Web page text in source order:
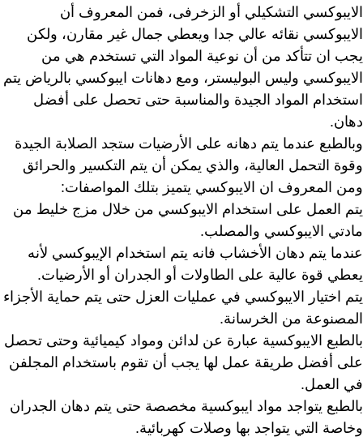
الايبوكسي التشكيلي أو الزخرفى، فمن المعروف أن
الايبوكسي نقائه عالي جدا ويعطي جمال غير مقارن، ولكن
يجب ان تتأكد من أن نوعية المواد التي تستخدم هي من
الايبوكسي وليس البوليستر، ومع دهانات ايبوكسي بالرياض يتم
استخدام المواد الجيدة والمناسبة حتى تحصل على أفضل
دهان.
وبالطبع عندما يتم دهانه على الأرضيات ستجد الصلابة الجيدة
وقوة التحمل العالية، والذي يمكن أن يتم التكسير والحرائق
ومن المعروف ان الايبوكسي يتميز بتلك المواصفات:
يتم العمل على استخدام الايبوكسي من خلال مزج خليط من
مادتي الايبوكسي والمصلب.
عندما يتم دهان الأخشاب فانه يتم استخدام الإيبوكسي لأنه
يعطي قوة عالية على الطاولات أو الجدران أو الأرضيات.
يتم اختيار الايبوكسي في عمليات العزل حتى يتم حماية الأجزاء
المصنوعة من الخرسانة.
بالطبع الايبوكسية عبارة عن لدائن ومواد كيميائية وحتى تحصل
على أفضل طريقة عمل لها يجب أن تقوم باستخدام المجلفن
في العمل.
بالطبع يتواجد مواد ايبوكسية مخصصة حتى يتم دهان الجدران
وخاصة التي يتواجد بها وصلات كهربائية.